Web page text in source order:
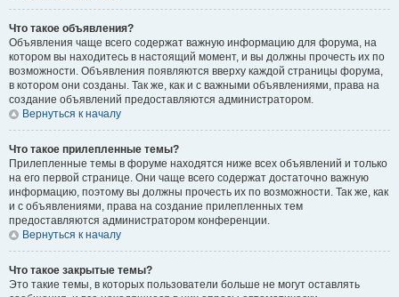
Что такое объявления?
Объявления чаще всего содержат важную информацию для форума, на
котором вы находитесь в настоящий момент, и вы должны прочесть их по
возможности. Объявления появляются вверху каждой страницы форума,
в котором они созданы. Так же, как и с важными объявлениями, права на
создание объявлений предоставляются администратором.
Вернуться к началу
Что такое прилепленные темы?
Прилепленные темы в форуме находятся ниже всех объявлений и только
на его первой странице. Они чаще всего содержат достаточно важную
информацию, поэтому вы должны прочесть их по возможности. Так же, как
и с объявлениями, права на создание прилепленных тем
предоставляются администратором конференции.
Вернуться к началу
Что такое закрытые темы?
Это такие темы, в которых пользователи больше не могут оставлять